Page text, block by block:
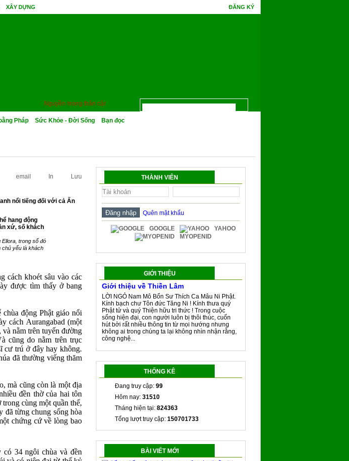
XÂY DỰNG ĐĂNG KÝ
Nguyền mong thân cận minh sư, quả Bồ Đề một đêm mà chín. Phúc gặp tình cờ tri thức, hoa Ưu Đàm mấy kiếp
Pháp Sức Khỏe - Đời Sống Bạn đọc
email In Lưu
nổi tiếng đối với cả Ấn
trong số đó
chủ yếu là khách
cách khoét sâu vào các
được tìm thấy ở bang
động Phật giáo nổi
cách Aurangabad (một
nằm trên tuyến đường
cũng do nằm trên trục
cư trú ở đây hay không.
đã thường viếng thăm
mà cũng còn là một địa
đền thờ của hai tôn
cùng một quần thế,
đã từng chung sống hòa
chứng cứ về lòng bao
có 34 ngôi chùa và đền
THÀNH VIÊN
Quên mật khẩu
GOOGLE
YAHOO
MYOPENID
GIỚI THIỆU
Giới thiệu về Thiền Lâm
LỜI NGỎ Nam Mô Bổn Sư Thích Ca Mâu Ni Phật.
Kính bạch chư Tôn đức Tăng Ni ! Kính thưa quý
Phật tử và quý Thiện hữu tri thức ! Trong cuộc
sống hiện đại, con người luôn bị thôi thúc, cuốn
hút bởi rất nhiều thông tin từ mọi hướng nhưng
không ai trong chúng ta lại không nhìn nhận rằng,
công nghệ...
THỐNG KÊ
Đang truy cập: 99
Hôm nay: 31510
Tháng hiện tại: 824363
Tổng lượt truy cập: 150701733
BÀI VIẾT MỚI